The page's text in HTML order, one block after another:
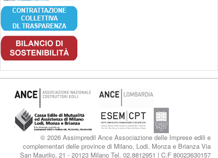
© 2026 Assimpredil Ance Associazione delle Imprese edili e
complementari delle province di Milano, Lodi, Monza e Brianza Via
San Maurilio, 21 - 20123 Milano Tel. 02.8812951 | C.F 80023630157